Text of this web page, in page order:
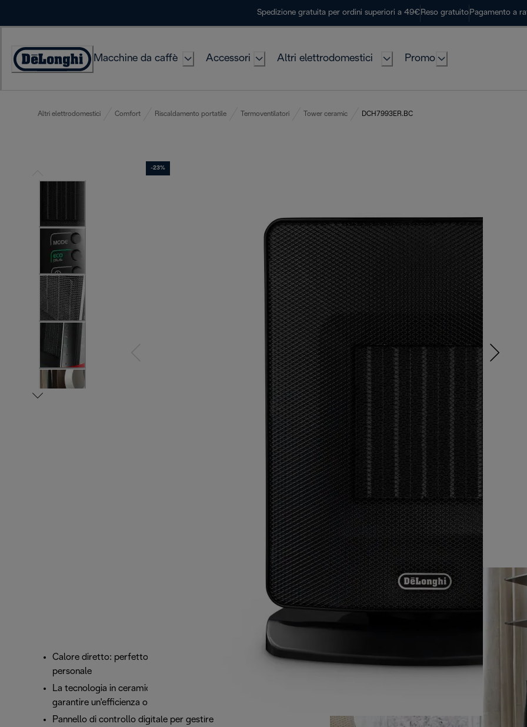
Spedizione gratuita per ordini superiori a 49€ Reso gratuito Pagamento a
Accessibility
Macchine da caffè Accessori Altri elettrodomestici Promo
Altri elettrodomestici Comfort Riscaldamento portatile Termoventilatori Tower ceramic DCH7993ER.BC
-23%
Calore diretto: perfetto per il riscaldamento
personale
La tecnologia in ceramica si autoregola per
garantire un'efficienza ottimale
Pannello di controllo digitale per gestire